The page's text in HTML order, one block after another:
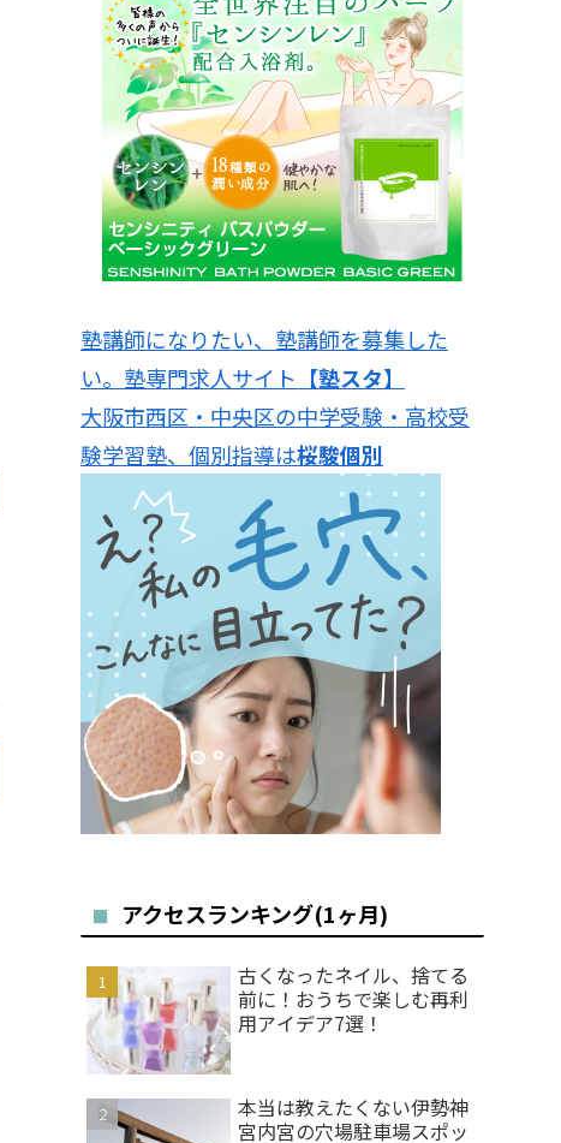
塾講師になりたい、塾講師を募集した
い。塾専門求人サイト 【塾スタ】
大阪市西区・中央区の中学受験・高校受
験学習塾、個別指導は桜駿個別
アクセスランキング(1ヶ月)
古くなったネイル、捨てる
前に！おうちで楽しむ再利
用アイデア7選！
本当は教えたくない伊勢神
宮内宮の穴場駐車場スポッ